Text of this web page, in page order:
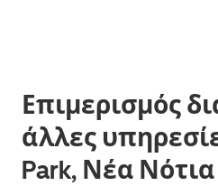
Επιμερισμός
άλλες
Park, Νέα